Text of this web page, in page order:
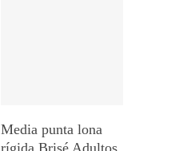
Media punta lona
rígida Brisé Adultos